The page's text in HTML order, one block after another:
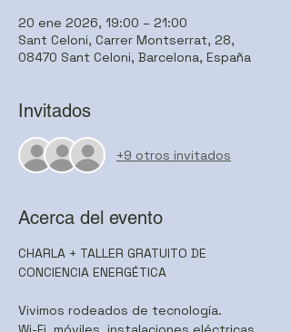
20 ene 2026, 19:00 – 21:00
Sant Celoni, Carrer Montserrat, 28,
08470 Sant Celoni, Barcelona, España
Invitados
+9 otros invitados
Acerca del evento
CHARLA + TALLER GRATUITO DE
CONCIENCIA ENERGÉTICA
Vivimos rodeados de tecnología.